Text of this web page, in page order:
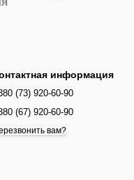
информация
(73) 920-60-90
(67) 920-60-90
вам?